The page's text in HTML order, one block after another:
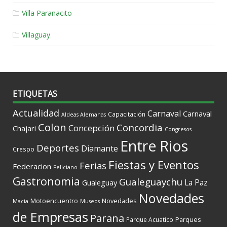
Villa Paranacito
Villaguay
ETIQUETAS
Actualidad Aldeas Alemanas Capacitación Carnaval Carnaval
Chajari Colon Concepción Concordia Congresos
Crespo Deportes Diamante Entre Rios
Federacion Feliciano Ferias Fiestas y Eventos
Gastronomia Gualeguay Gualeguaychu La Paz
Macia Motoencuentro Museos Novedades Novedades
de Empresas Parana Parque Acuatico Parques